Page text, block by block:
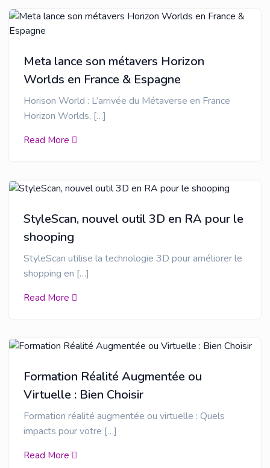
Meta lance son métavers Horizon
Worlds en France & Espagne
Horison World : L’arrivée du Métaverse en France
Horizon Worlds, […]
Read More
StyleScan, nouvel outil 3D en RA pour le
shooping
StyleScan utilise la technologie 3D pour améliorer le
shopping en […]
Read More
Formation Réalité Augmentée ou
Virtuelle : Bien Choisir
Formation réalité augmentée ou virtuelle : Quels
impacts pour votre […]
Read More